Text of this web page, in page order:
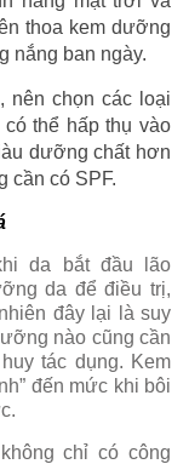
thoa kem dưỡng
nắng ban ngày.
nên chọn các loại
thể hấp thụ vào
dưỡng chất hơn
cần có SPF.
da bắt đầu lão
da để điều trị,
đây lại là suy
nào cũng cần
tác dụng. Kem
đến mức khi bôi
chỉ có công